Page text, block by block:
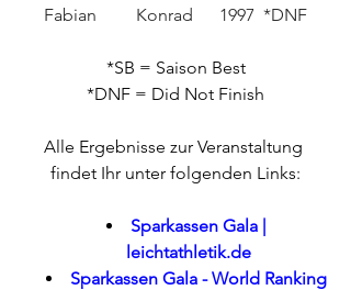
Fabian	 Konrad 	1997 	*DNF
*SB = Saison Best
*DNF = Did Not Finish
Alle Ergebnisse zur Veranstaltung
findet Ihr unter folgenden Links:
Sparkassen Gala |
leichtathletik.de
Sparkassen Gala - World Ranking